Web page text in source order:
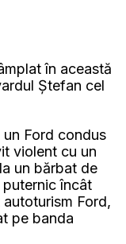
în această
Ștefan cel
Ford condus
violent cu un
un bărbat de
încât
Ford,
pe banda